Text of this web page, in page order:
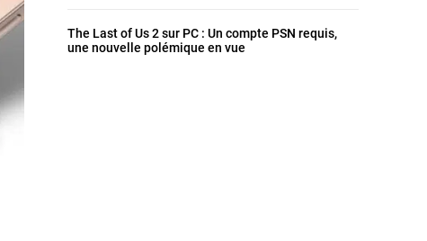
The Last of Us 2 sur PC : Un compte PSN requis,
une nouvelle polémique en vue